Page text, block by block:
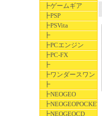
┣ゲームギア
┣PSP
┣PSVita
┣
┣PCエンジン
┣PC-FX
┣
┣ワンダースワン
┣
┣NEOGEO
┣NEOGEOPOCKET
┣NEOGEOCD